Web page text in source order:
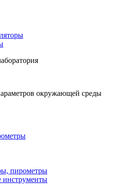
окружающей среды
пирометры
инструменты